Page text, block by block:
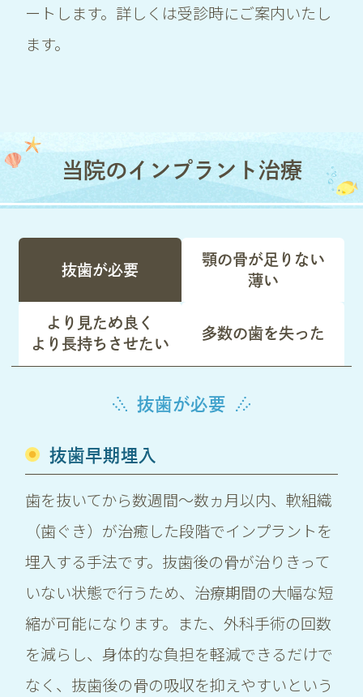
ートします。詳しくは受診時にご案内いたし
ます。
当院のインプラント治療
抜歯が必要
顎の骨が足りない
薄い
より見ため良く
より長持ちさせたい
多数の歯を失った
抜歯が必要
抜歯早期埋入
歯を抜いてから数週間〜数ヵ月以内、軟組織
（歯ぐき）が治癒した段階でインプラントを
埋入する手法です。抜歯後の骨が治りきって
いない状態で行うため、治療期間の大幅な短
縮が可能になります。また、外科手術の回数
を減らし、身体的な負担を軽減できるだけで
なく、抜歯後の骨の吸収を抑えやすいという